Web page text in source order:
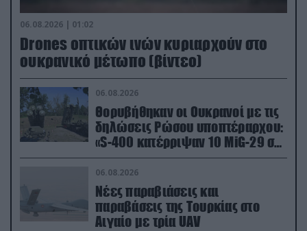
06.08.2026 | 01:02
Drones οπτικών ινών κυριαρχούν στο
ουκρανικό μέτωπο (βίντεο)
06.08.2026
Θορυβήθηκαν οι Ουκρανοί με τις
δηλώσεις Ρώσου υποπτέραρχου:
«S-400 κατέρριψαν 10 MiG-29 σε
μόλις μια μέρα!»
06.08.2026
Νέες παραβιάσεις και
παραβάσεις της Τουρκίας στο
Αιγαίο με τρία UAV